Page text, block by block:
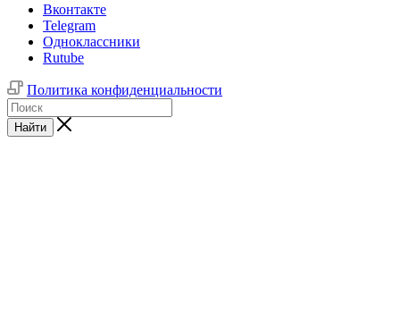
Вконтакте
Telegram
Одноклассники
Rutube
Политика конфиденциальности
Найти